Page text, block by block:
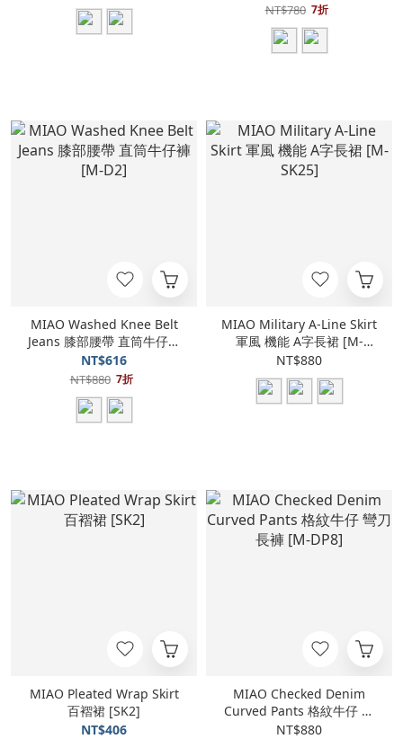
NT$780 7折
MIAO Washed Knee Belt
Jeans 膝部腰帶 直筒牛仔褲
[M-D2]
NT$616
NT$880 7折
MIAO Military A-Line Skirt
軍風 機能 A字長裙 [M-
SK25]
NT$880
MIAO Pleated Wrap Skirt
百褶裙 [SK2]
NT$406
MIAO Checked Denim
Curved Pants 格紋牛仔 彎
刀長褲 [M-DP8]
NT$880